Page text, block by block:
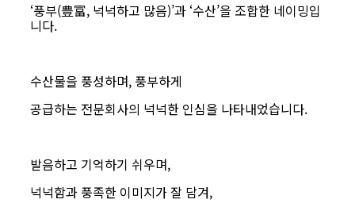
‘풍부(豊富, 넉넉하고 많음)’과 ‘수산’을 조합한 네이밍입
니다.
수산물을 풍성하며, 풍부하게
공급하는 전문회사의 넉넉한 인심을 나타내었습니다.
발음하고 기억하기 쉬우며,
넉넉함과 풍족한 이미지가 잘 담겨,